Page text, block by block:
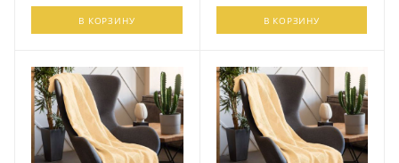
В КОРЗИНУ В КОРЗИНУ